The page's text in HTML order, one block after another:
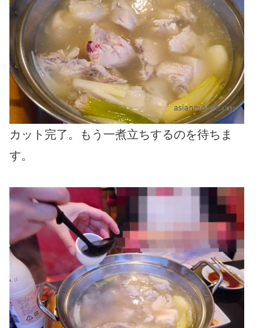
カット完了。もう一煮立ちするのを待ちま
す。